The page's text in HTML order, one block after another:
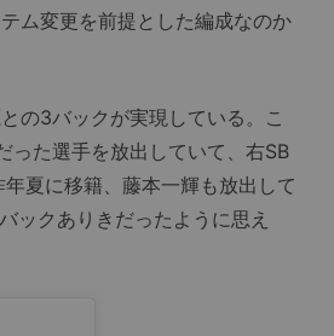
ム変更を前提とした編成なのか
の3バックが実現している。こ
った選手を放出していて、右SB
夏に移籍、藤本一輝も放出して
ックありきだったように思え